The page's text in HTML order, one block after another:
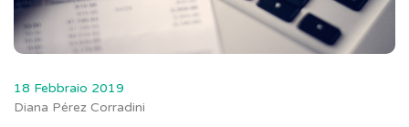
18 Febbraio 2019
Diana Pérez Corradini